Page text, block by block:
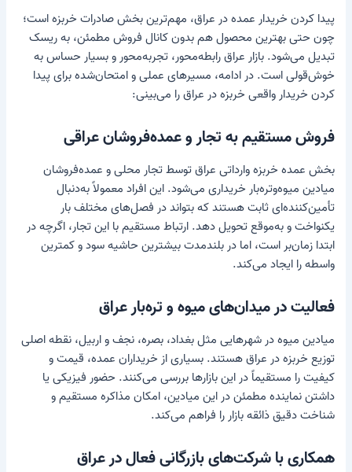
پیدا کردن خریدار عمده در عراق، مهم‌ترین بخش صادرات خربزه است؛
چون حتی بهترین محصول هم بدون کانال فروش مطمئن، به ریسک
تبدیل می‌شود. بازار عراق رابطه‌محور، تجربه‌محور و بسیار حساس به
خوش‌قولی است. در ادامه، مسیرهای عملی و امتحان‌شده برای پیدا
کردن خریدار واقعی خربزه در عراق را می‌بینی:
فروش مستقیم به تجار و عمده‌فروشان عراقی
بخش عمده خربزه وارداتی عراق توسط تجار محلی و عمده‌فروشان
میادین میوه‌وتره‌بار خریداری می‌شود. این افراد معمولاً به‌دنبال
تأمین‌کننده‌ای ثابت هستند که بتواند در فصل‌های مختلف بار
یکنواخت و به‌موقع تحویل دهد. ارتباط مستقیم با این تجار، اگرچه در
ابتدا زمان‌بر است، اما در بلندمدت بیشترین حاشیه سود و کمترین
واسطه را ایجاد می‌کند.
فعالیت در میدان‌های میوه و تره‌بار عراق
میادین میوه در شهرهایی مثل بغداد، بصره، نجف و اربیل، نقطه اصلی
توزیع خربزه در عراق هستند. بسیاری از خریداران عمده، قیمت و
کیفیت را مستقیماً در این بازارها بررسی می‌کنند. حضور فیزیکی یا
داشتن نماینده مطمئن در این میادین، امکان مذاکره مستقیم و
شناخت دقیق ذائقه بازار را فراهم می‌کند.
همکاری با شرکت‌های بازرگانی فعال در عراق